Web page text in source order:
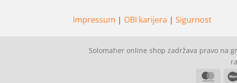
Impressum | OBI karijera | Sigurnost
Solomaher online shop zadržava pravo na